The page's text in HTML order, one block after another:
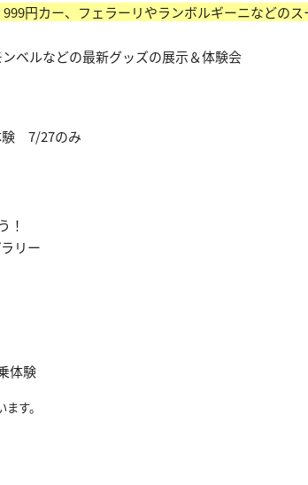
999円カー、フェラーリやランボルギーニなどの
ンベルなどの最新グッズの展示＆体験会
験 7/27のみ
！
リー
体験
す。